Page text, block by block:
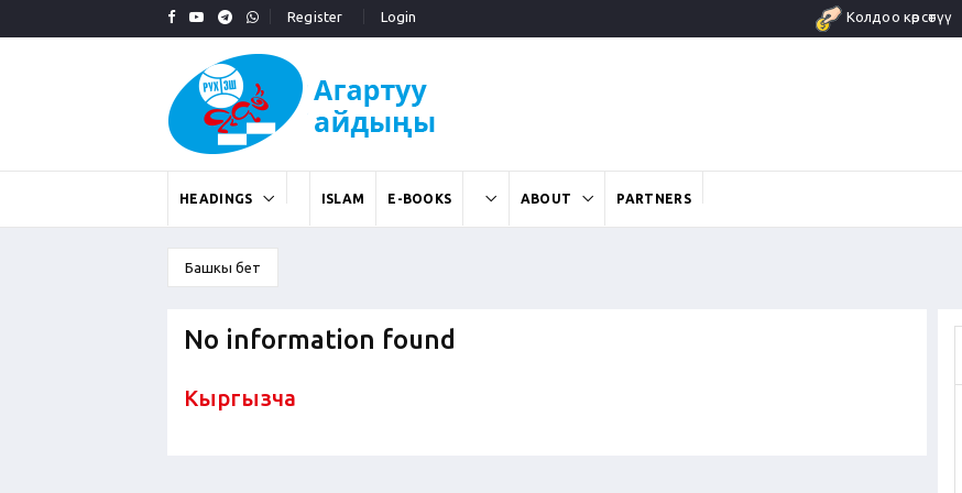
Register Login Колдоо көрсөтүү
HEADINGS ISLAM E-BOOKS ABOUT PARTNERS
Башкы бет
No information found
Кыргызча